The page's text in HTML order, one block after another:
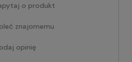
o produkt
znajomemu
opinię